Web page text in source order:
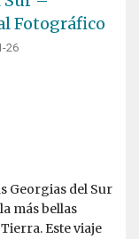
Fotográfico
26
Georgias del Sur
más bellas
Este viaje